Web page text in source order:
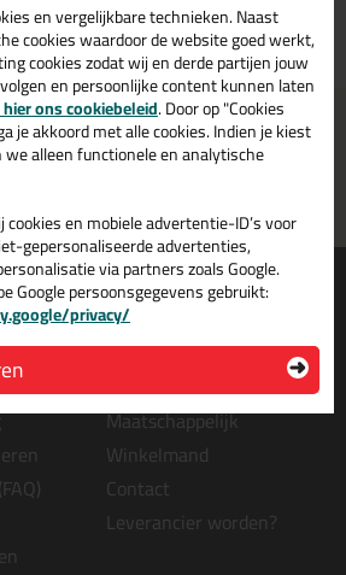
en snel op Sika shop!
Gratisbezorging inNL & BE
vanaf75,-
wanneer je afhaalt
Over ons
Wie wij zijn?
Vacatures bij kitcentrum.nl
Over Kitcentrum.nl
Maatschappelijk
Winkelmand
Contact
Leverancier worden?
en vergelijkbare technieken. Naast
cookies waardoor de website goed werkt,
cookies zodat wij en derde partijen jouw
en persoonlijke content kunnen laten
ons cookiebeleid. Door op "Cookies
je akkoord met alle cookies. Indien je kiest
we alleen functionele en analytische
en mobiele advertentie-ID’s voor
gepersonaliseerde advertenties,
via partners zoals Google.
Google persoonsgegevens gebruikt:
privacy/